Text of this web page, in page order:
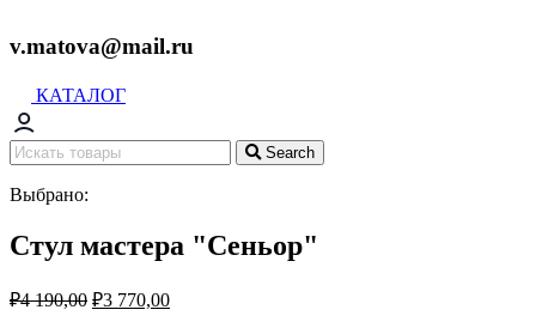
v.matova@mail.ru
КАТАЛОГ
Search
Выбрано:
Стул мастера "Сеньор"
₽4 190,00 ₽3 770,00